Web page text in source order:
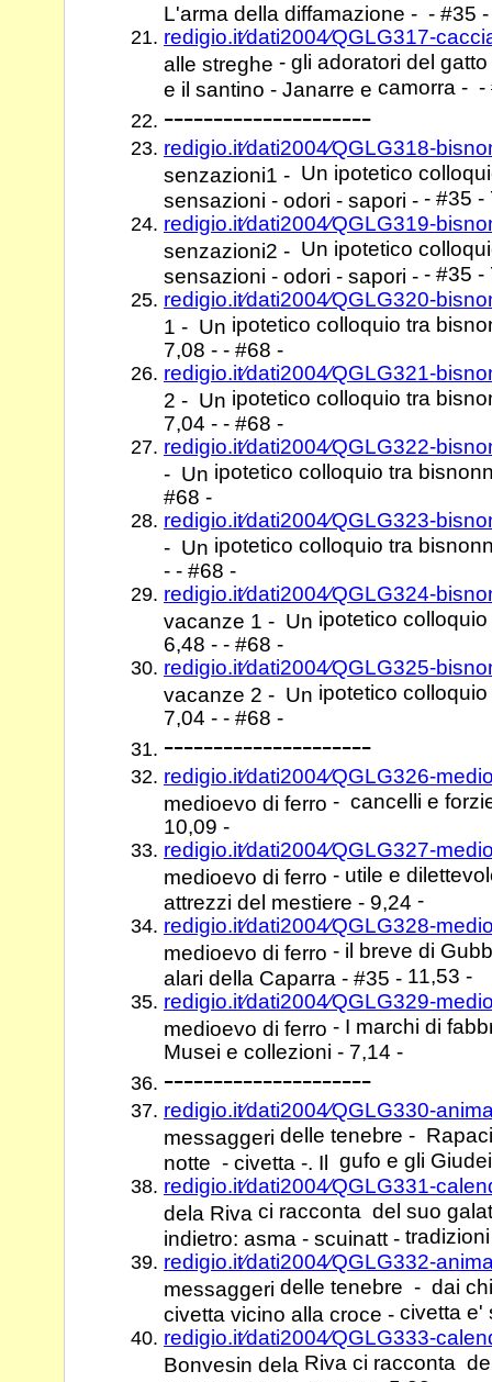
L'arma della diffamazione - - #35
redigio.it⁄dati2004⁄QGLG317-
alle streghe - gli adoratori del
e il santino - Janarre e camorra - -
---------------------
redigio.it⁄dati2004⁄QGLG318-
senzazioni1 - Un ipotetico
sensazioni - odori - sapori - - #35 -
redigio.it⁄dati2004⁄QGLG319-
senzazioni2 - Un ipotetico
sensazioni - odori - sapori - - #35 -
redigio.it⁄dati2004⁄QGLG320-
1 - Un ipotetico colloquio tra
7,08 - - #68 -
redigio.it⁄dati2004⁄QGLG321-
2 - Un ipotetico colloquio tra
7,04 - - #68 -
redigio.it⁄dati2004⁄QGLG322-
- Un ipotetico colloquio tra
#68 -
redigio.it⁄dati2004⁄QGLG323-
- Un ipotetico colloquio tra
- - #68 -
redigio.it⁄dati2004⁄QGLG324-
vacanze 1 - Un ipotetico
6,48 - - #68 -
redigio.it⁄dati2004⁄QGLG325-
vacanze 2 - Un ipotetico
7,04 - - #68 -
---------------------
redigio.it⁄dati2004⁄QGLG326-
medioevo di ferro - cancelli e
10,09 -
redigio.it⁄dati2004⁄QGLG327-
medioevo di ferro - utile e
attrezzi del mestiere - 9,24 -
redigio.it⁄dati2004⁄QGLG328-
medioevo di ferro - il breve di
alari della Caparra - #35 - 11,53 -
redigio.it⁄dati2004⁄QGLG329-
medioevo di ferro - I marchi di
Musei e collezioni - 7,14 -
---------------------
redigio.it⁄dati2004⁄QGLG330-
messaggeri delle tenebre -
notte - civetta -. Il gufo e gli
redigio.it⁄dati2004⁄QGLG331-
dela Riva ci racconta del suo
indietro: asma - scuinatt -
redigio.it⁄dati2004⁄QGLG332-
messaggeri delle tenebre - dai
civetta vicino alla croce - civetta e'
redigio.it⁄dati2004⁄QGLG333-
Bonvesin dela Riva ci racconta